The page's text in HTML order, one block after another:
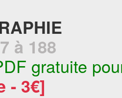
à 188
gratuite
- 3€]